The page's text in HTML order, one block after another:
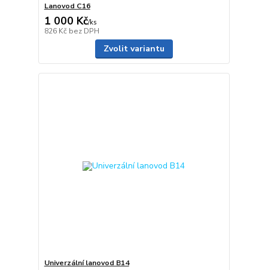
Lanovod C16
1 000 Kč/ks
826 Kč bez DPH
Zvolit variantu
Univerzální lanovod B14